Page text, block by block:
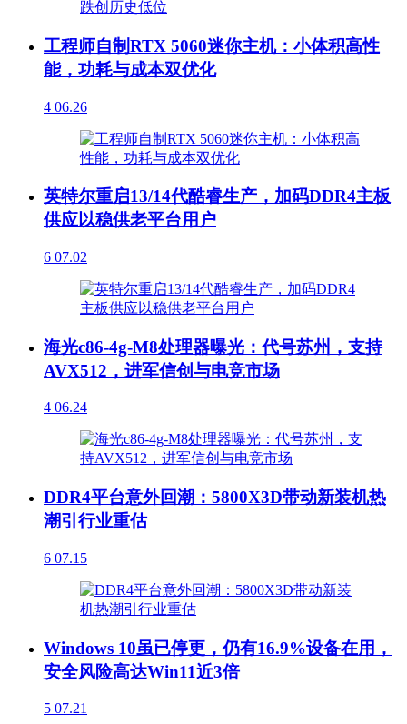
工程师自制RTX 5060迷你主机：小体积高性
能，功耗与成本双优化
4 06.26
英特尔重启13/14代酷睿生产，加码DDR4主板
供应以稳供老平台用户
6 07.02
海光c86-4g-M8处理器曝光：代号苏州，支持
AVX512，进军信创与电竞市场
4 06.24
DDR4平台意外回潮：5800X3D带动新装机热
潮引行业重估
6 07.15
Windows 10虽已停更，仍有16.9%设备在用，
安全风险高达Win11近3倍
5 07.21